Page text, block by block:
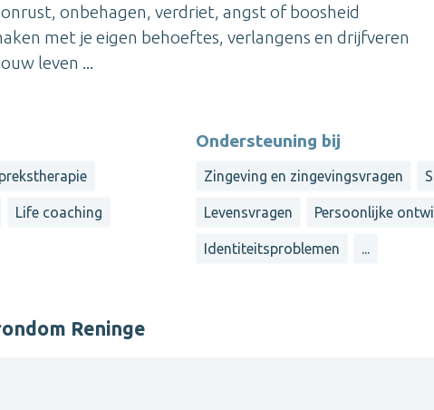
onbehagen, verdriet, angst of boosheid
met je eigen behoeftes, verlangens en drijfveren
leven ...
Life coaching
Ondersteuning bij
Zingeving en zingevingsvragen
Levensvragen Persoonlijke
Identiteitsproblemen ...
Reninge